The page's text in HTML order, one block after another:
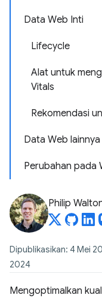
Data Web Inti
Lifecycle
Alat untuk
Vitals
Rekomendasi
Data Web lainnya
Perubahan pada
Philip
Dipublikasikan: 4 Mei
2024
Mengoptimalkan